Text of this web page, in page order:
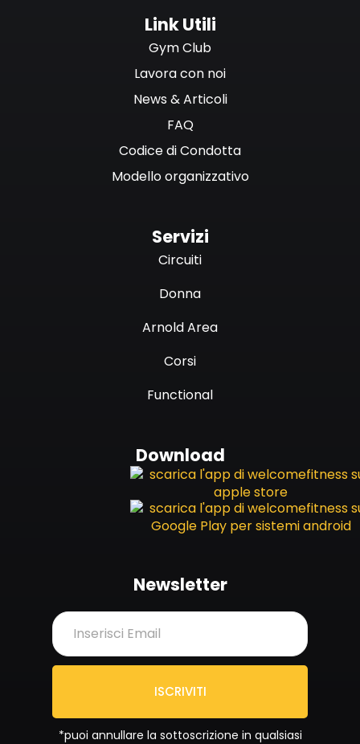
Link Utili
Gym Club
Lavora con noi
News & Articoli
FAQ
Codice di Condotta
Modello organizzativo
Servizi
Circuiti
Donna
Arnold Area
Corsi
Functional
Download
Newsletter
ISCRIVITI
*puoi annullare la sottoscrizione in qualsiasi